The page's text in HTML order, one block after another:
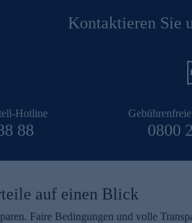
Kontaktieren Sie
Hotline
88 0800
auf einen Blick
Faire Bedingungen und volle